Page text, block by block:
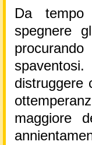
Da
spegnere
distruggere
maggiore